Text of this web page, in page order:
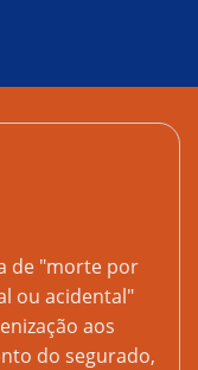
de "morte por
ou acidental"
aos
do segurado,